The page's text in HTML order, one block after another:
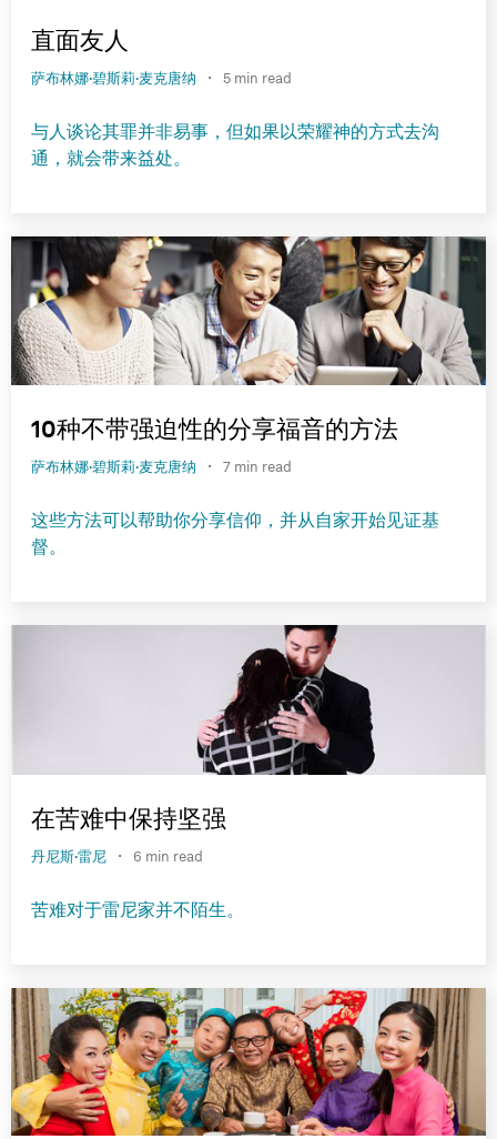
直面友人
萨布林娜·碧斯莉·麦克唐纳 · 5 min read
与人谈论其罪并非易事，但如果以荣耀神的方式去沟
通，就会带来益处。
10种不带强迫性的分享福音的方法
萨布林娜·碧斯莉·麦克唐纳 · 7 min read
这些方法可以帮助你分享信仰，并从自家开始见证基
督。
在苦难中保持坚强
丹尼斯·雷尼 · 6 min read
苦难对于雷尼家并不陌生。